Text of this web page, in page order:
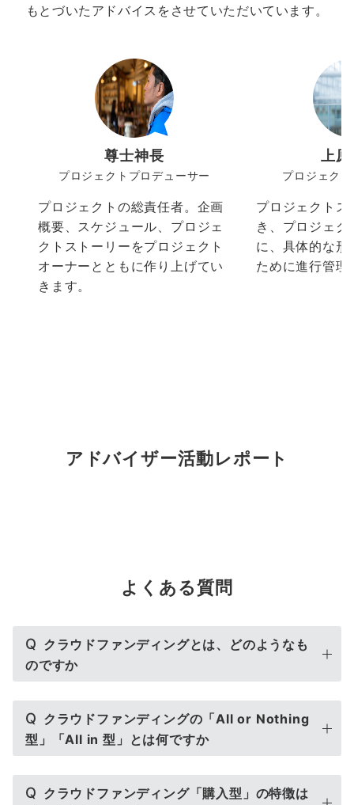
もとづいたアドバイスをさせていただいています。
尊士神長
プロジェクトプロデューサー
プロジェクトの総責任者。企画
概要、スケジュール、プロジェ
クトストーリーをプロジェクト
オーナーとともに作り上げてい
きます。
上
プロジェク
プロジェクト
き、プロジェ
に、具体的な
ために進行管
アドバイザー活動レポート
よくある質問
Q クラウドファンディングとは、どのようなも
のですか
Q クラウドファンディングの「All or Nothing
型」「All in 型」とは何ですか
Q クラウドファンディング「購入型」の特徴は